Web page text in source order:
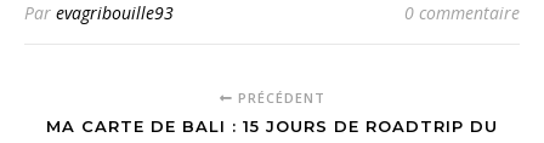
Par evagribouille93 0 commentaire
PRÉCÉDENT
MA CARTE DE BALI : 15 JOURS DE ROADTRIP DU